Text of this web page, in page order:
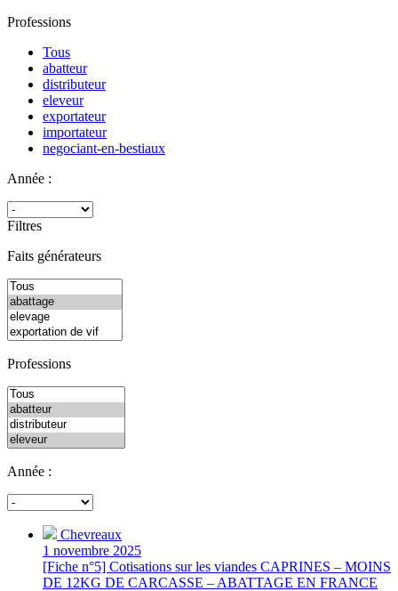
Professions
Tous
abatteur
distributeur
eleveur
exportateur
importateur
negociant-en-bestiaux
Année :
Filtres
Faits générateurs
Professions
Année :
Chevreaux
1 novembre 2025
[Fiche n°5] Cotisations sur les viandes CAPRINES – MOINS
DE 12KG DE CARCASSE – ABATTAGE EN FRANCE